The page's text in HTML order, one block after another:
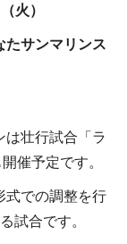
火）
たサンマリンス
壮行試合「ラ
催予定です。
式での調整を行
試合です。